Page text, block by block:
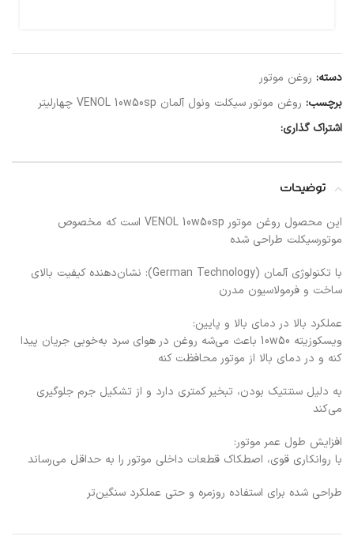
دسته: روغن موتور
برچسب: روغن موتور سیکلت ونول آلمان VENOL 10w50sp چهارلیتر
اشتراک گذاری:
توضیحات
این محصول روغن موتور VENOL 10w50sp است که مخصوص
موتورسیکلت طراحی شده
با تکنولوژی آلمان (German Technology): نشان‌دهنده کیفیت بالای
ساخت و فرمولاسیون مدرن
عملکرد بالا در دمای بالا و پایین:
ویسکوزیته 10w50 باعث می‌شه روغن در هوای سرد به‌خوبی جریان پیدا
کنه و در دمای بالا از موتور محافظت کنه
به دلیل سنتتیک بودن، تبخیر کمتری دارد و از تشکیل جرم جلوگیری
می‌کند
افزایش طول عمر موتور:
با روانکاری قوی، اصطکاک قطعات داخلی موتور را به حداقل می‌رساند
طراحی شده برای استفاده روزمره و حتی عملکرد سنگین‌تر